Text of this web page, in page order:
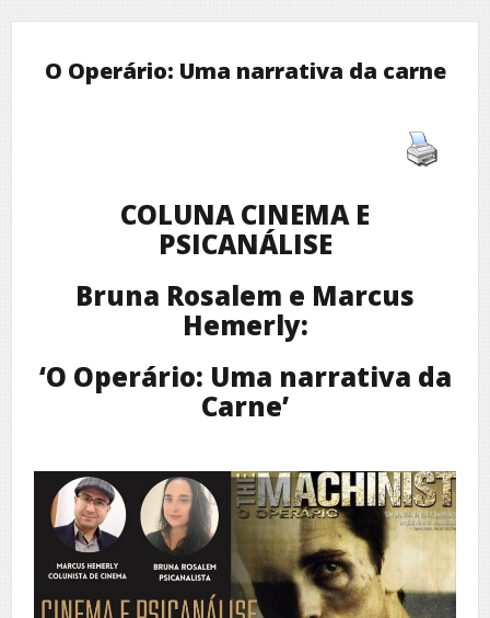
O Operário: Uma narrativa da carne
COLUNA CINEMA E
PSICANÁLISE
Bruna Rosalem e Marcus
Hemerly:
‘O Operário: Uma narrativa da
Carne’